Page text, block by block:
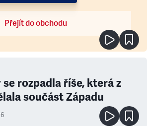
Přejít do obchodu
rozpadla říše, která z
součást Západu